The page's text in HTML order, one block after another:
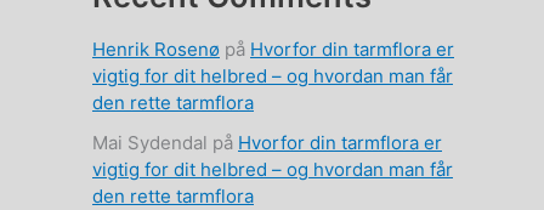
Henrik Rosenø på Hvorfor din tarmflora er
vigtig for dit helbred – og hvordan man får
den rette tarmflora
Mai Sydendal på Hvorfor din tarmflora er
vigtig for dit helbred – og hvordan man får
den rette tarmflora